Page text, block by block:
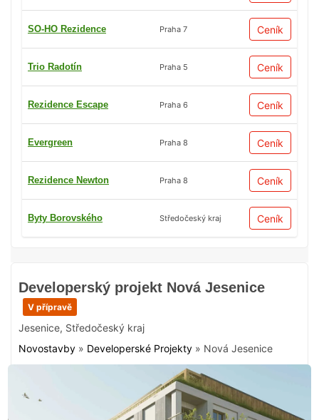
Developerský projekt Nová Jesenice
V přípravě
Jesenice, Středočeský kraj
Novostavby » Developerské Projekty » Nová Jesenice
SO-HO Rezidence Praha 7 Ceník
Trio Radotín Praha 5 Ceník
Rezidence Escape Praha 6 Ceník
Evergreen Praha 8 Ceník
Rezidence Newton Praha 8 Ceník
Byty Borovského Středočeský kraj Ceník